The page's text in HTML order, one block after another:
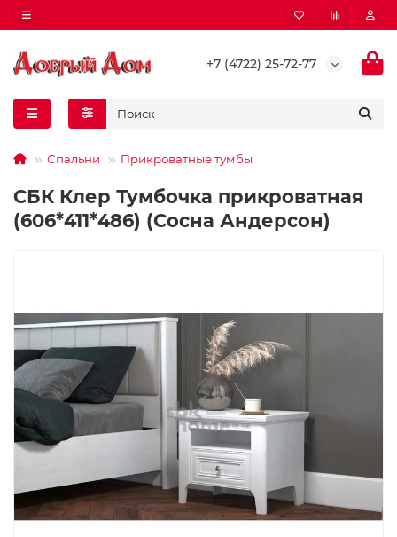
+7 (4722) 25-72-77
Спальни Прикроватные тумбы
СБК Клер Тумбочка прикроватная
(606*411*486) (Сосна Андерсон)